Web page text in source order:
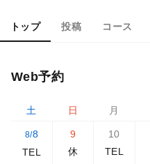
トップ 投稿 コース
Web予約
土 日 月
8/8
TEL
9
休
10
TEL